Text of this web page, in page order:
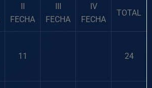
II
FECHA
III
FECHA
IV
FECHA
TOTAL
11 24